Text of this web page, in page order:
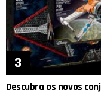
Descubra os novos